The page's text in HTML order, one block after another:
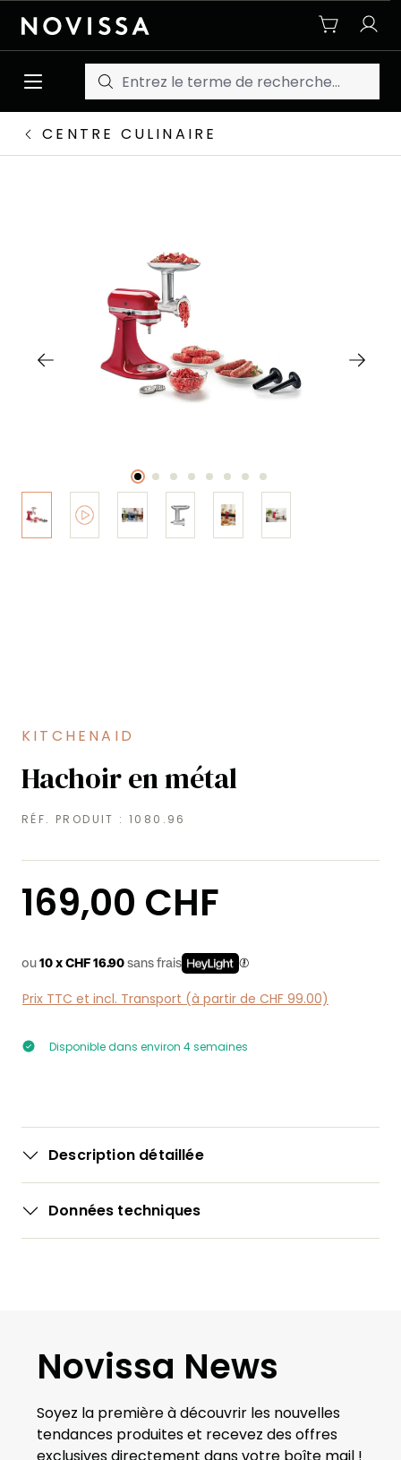
Passer au contenu principal
CENTRE CULINAIRE
KITCHENAID
Hachoir en métal
RÉF. PRODUIT :1080.96
Prix régulier :
169,00 CHF
ou 10 x CHF 16.90 sans frais
Prix TTC et incl. Transport (à partir de CHF 99.00)
Disponible dans environ 4 semaines
Description détaillée
Données techniques
Novissa News
Soyez la première à découvrir les nouvelles
tendances produites et recevez des offres